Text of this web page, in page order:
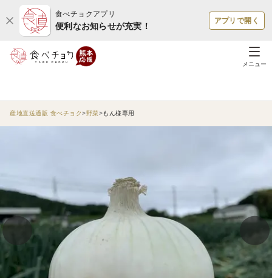
食べチョクアプリ
便利なお知らせが充実！
アプリで開く
メニュー
産地直送通販 食べチョク 野菜 もん様専用